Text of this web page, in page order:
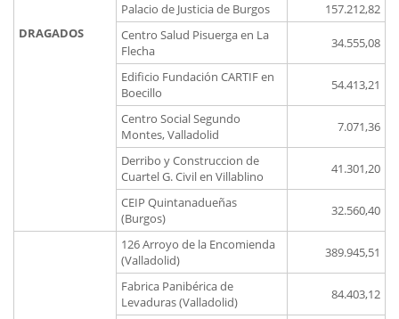
DRAGADOS
Palacio de Justicia de Burgos
157.212,82
Centro Salud Pisuerga en La
Flecha
34.555,08
Edificio Fundación CARTIF en
Boecillo
54.413,21
Centro Social Segundo
Montes, Valladolid
7.071,36
Derribo y Construccion de
Cuartel G. Civil en Villablino
41.301,20
CEIP Quintanadueñas
(Burgos)
32.560,40
126 Arroyo de la Encomienda
(Valladolid)
389.945,51
Fabrica Panibérica de
Levaduras (Valladolid)
84.403,12